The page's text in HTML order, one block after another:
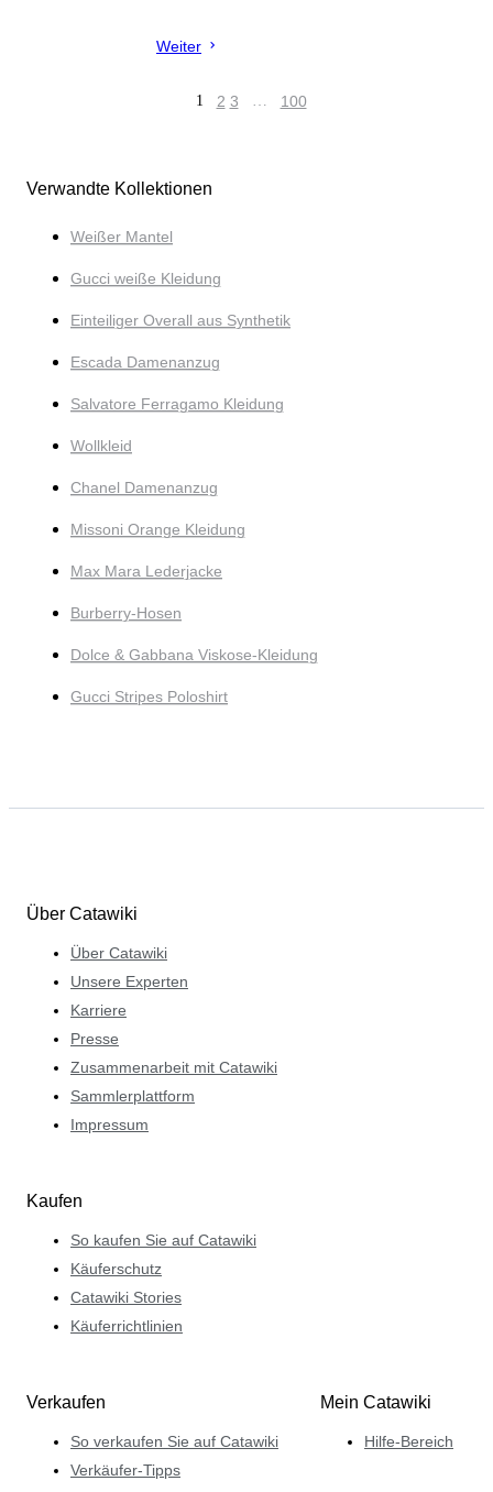
Weiter
1 2 3 … 100
Verwandte Kollektionen
Weißer Mantel
Gucci weiße Kleidung
Einteiliger Overall aus Synthetik
Escada Damenanzug
Salvatore Ferragamo Kleidung
Wollkleid
Chanel Damenanzug
Missoni Orange Kleidung
Max Mara Lederjacke
Burberry-Hosen
Dolce & Gabbana Viskose-Kleidung
Gucci Stripes Poloshirt
Über Catawiki
Über Catawiki
Unsere Experten
Karriere
Presse
Zusammenarbeit mit Catawiki
Sammlerplattform
Impressum
Kaufen
So kaufen Sie auf Catawiki
Käuferschutz
Catawiki Stories
Käuferrichtlinien
Verkaufen
So verkaufen Sie auf Catawiki
Verkäufer-Tipps
Mein Catawiki
Hilfe-Bereich